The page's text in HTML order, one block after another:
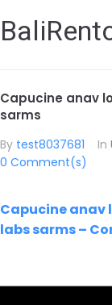
Capucine anav
sarms
By test8037681 In
0 Comment(s)
Capucine anav
labs sarms –